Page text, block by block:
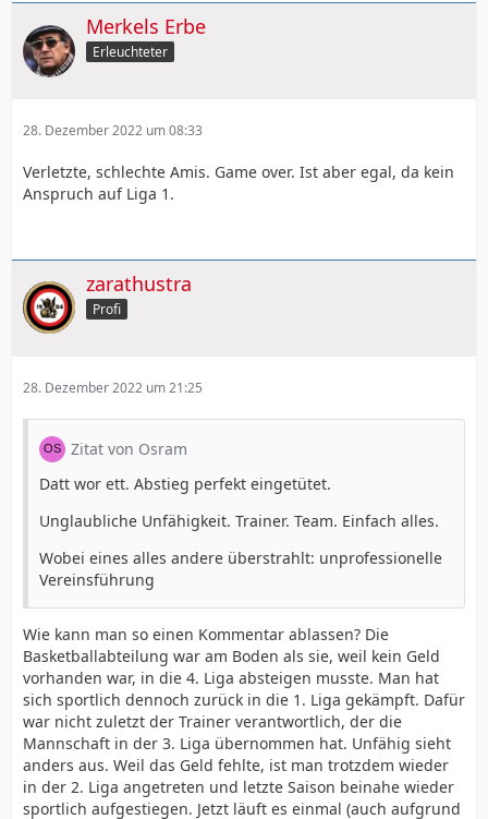
Merkels Erbe
Erleuchteter
28. Dezember 2022 um 08:33
Verletzte, schlechte Amis. Game over. Ist aber egal, da kein
Anspruch auf Liga 1.
zarathustra
Profi
28. Dezember 2022 um 21:25
Zitat von Osram
Datt wor ett. Abstieg perfekt eingetütet.
Unglaubliche Unfähigkeit. Trainer. Team. Einfach alles.
Wobei eines alles andere überstrahlt: unprofessionelle
Vereinsführung
Wie kann man so einen Kommentar ablassen? Die
Basketballabteilung war am Boden als sie, weil kein Geld
vorhanden war, in die 4. Liga absteigen musste. Man hat
sich sportlich dennoch zurück in die 1. Liga gekämpft. Dafür
war nicht zuletzt der Trainer verantwortlich, der die
Mannschaft in der 3. Liga übernommen hat. Unfähig sieht
anders aus. Weil das Geld fehlte, ist man trotzdem wieder
in der 2. Liga angetreten und letzte Saison beinahe wieder
sportlich aufgestiegen. Jetzt läuft es einmal (auch aufgrund